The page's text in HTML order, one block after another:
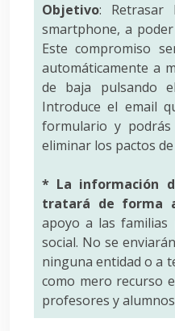
Objetivo: Retrasar
smartphone, a
Este compromiso
automáticamente a
de baja pulsando
Introduce el email
formulario y
eliminar los pactos
* La información
tratará de forma
apoyo a las
social. No se
ninguna entidad o a
como mero recurso
profesores y